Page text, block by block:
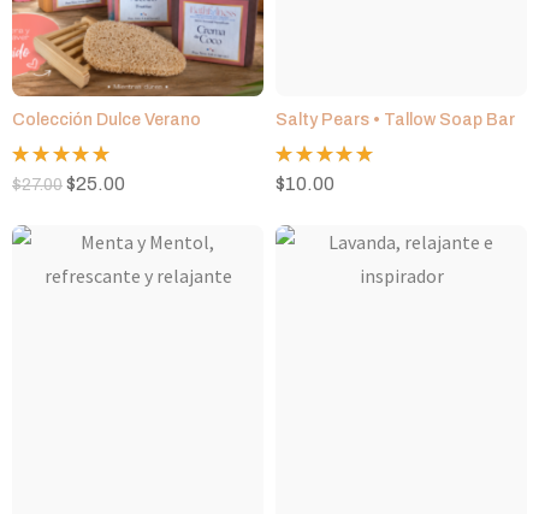
Colección Dulce Verano
Valorado
con 5.00
$27.00 $25.00
Salty Pears • Tallow Soap Bar
Valorado
con5.00
$10.00